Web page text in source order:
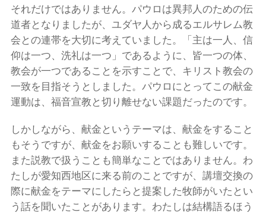
それだけではありません。パウロは異邦人のための伝
道者となりましたが、ユダヤ人から成るエルサレム教
会との連帯を大切に考えていました。「主は一人、信
仰は一つ、洗礼は一つ」であるように、皆一つの体、
教会が一つであることを示すことで、キリスト教会の
一致を目指そうとしました。パウロにとってこの献金
運動は、福音宣教と切り離せない課題だったのです。
しかしながら、献金というテーマは、献金をすること
もそうですが、献金をお願いすることも難しいです。
また説教で扱うことも簡単なことではありません。わ
たしが愛知西地区に来る前のことですが、講壇交換の
際に献金をテーマにしたらと提案した牧師がいたとい
う話を聞いたことがあります。わたしは結構語るほう